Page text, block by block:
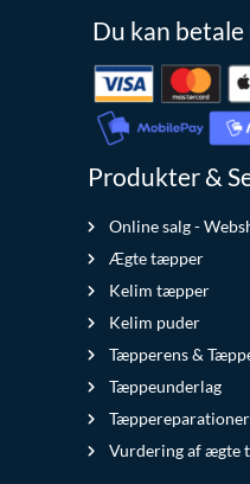
Du kan betale
Produkter &
Online salg -
Ægte tæpper
Kelim tæpper
Kelim puder
Tæpperens &
Tæppeunderlag
Tæppereparationer
Vurdering af ægte